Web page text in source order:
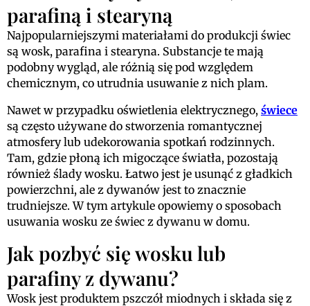
parafiną i stearyną
Najpopularniejszymi materiałami do produkcji świec
są wosk, parafina i stearyna. Substancje te mają
podobny wygląd, ale różnią się pod względem
chemicznym, co utrudnia usuwanie z nich plam.
Nawet w przypadku oświetlenia elektrycznego, świece
są często używane do stworzenia romantycznej
atmosfery lub udekorowania spotkań rodzinnych.
Tam, gdzie płoną ich migoczące światła, pozostają
również ślady wosku. Łatwo jest je usunąć z gładkich
powierzchni, ale z dywanów jest to znacznie
trudniejsze. W tym artykule opowiemy o sposobach
usuwania wosku ze świec z dywanu w domu.
Jak pozbyć się wosku lub
parafiny z dywanu?
Wosk jest produktem pszczół miodnych i składa się z